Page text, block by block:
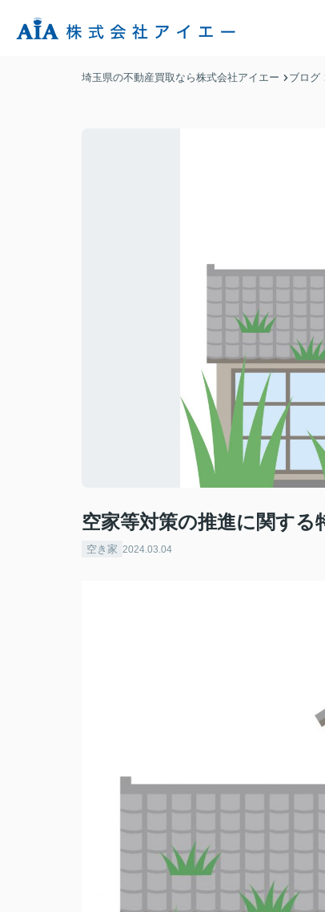
埼玉県の不動産買取なら株式会社アイエー ブログ
空家等対策の推進に関す
空き家 2024.03.04